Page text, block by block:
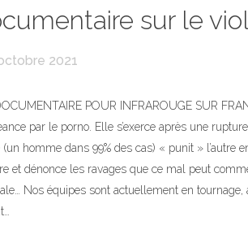
sur le
2021
POUR INFRAROUGE SUR
par le porno. Elle s’exerce après une
(un homme dans 99% des cas) « punit »
et dénonce les ravages que ce mal peut
Nos équipes sont actuellement en